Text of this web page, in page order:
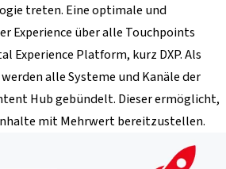
treten. Eine optimale und
Experience über alle Touchpoints
Experience Platform, kurz DXP. Als
alle Systeme und Kanäle der
Hub gebündelt. Dieser ermöglicht,
mit Mehrwert bereitzustellen.